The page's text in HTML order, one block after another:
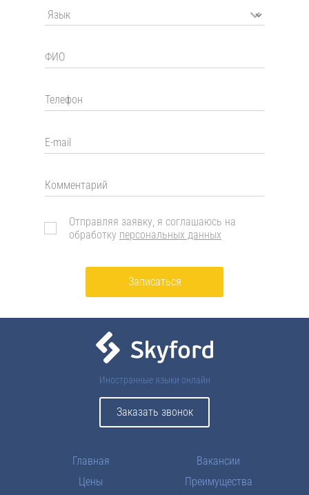
Отправляя заявку, я соглашаюсь на
обработку персональных данных
Записаться
Иностранные языки онлайн
Заказать звонок
Главная
Цены
Вакансии
Преимущества